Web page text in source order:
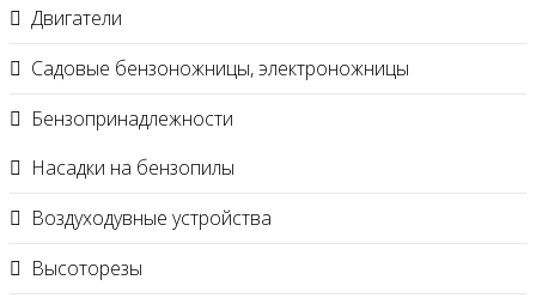
Двигатели
Садовые бензоножницы, электроножницы
Бензопринадлежности
Насадки на бензопилы
Воздуходувные устройства
Высоторезы